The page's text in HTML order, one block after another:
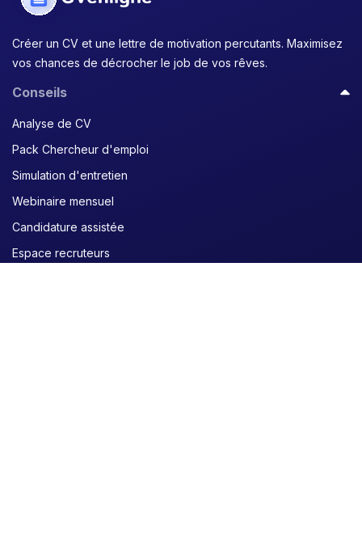
Créer un CV et une lettre de motivation percutants. Maximisez
vos chances de décrocher le job de vos rêves.
Conseils
Analyse de CV
Pack Chercheur d'emploi
Simulation d'entretien
Webinaire mensuel
Candidature assistée
Espace recruteurs